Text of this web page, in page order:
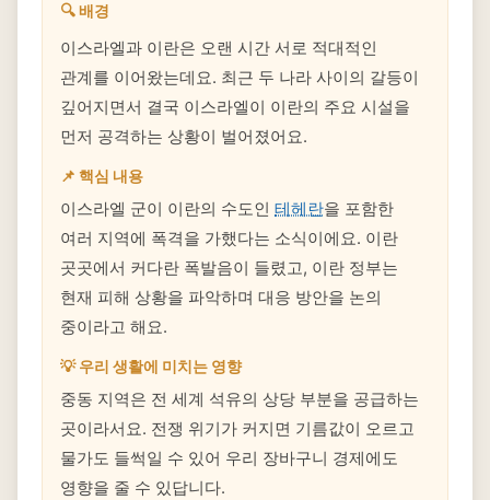
🔍 배경
이스라엘과 이란은 오랜 시간 서로 적대적인
관계를 이어왔는데요. 최근 두 나라 사이의 갈등이
깊어지면서 결국 이스라엘이 이란의 주요 시설을
먼저 공격하는 상황이 벌어졌어요.
📌 핵심 내용
이스라엘 군이 이란의 수도인 테헤란을 포함한
여러 지역에 폭격을 가했다는 소식이에요. 이란
곳곳에서 커다란 폭발음이 들렸고, 이란 정부는
현재 피해 상황을 파악하며 대응 방안을 논의
중이라고 해요.
💡 우리 생활에 미치는 영향
중동 지역은 전 세계 석유의 상당 부분을 공급하는
곳이라서요. 전쟁 위기가 커지면 기름값이 오르고
물가도 들썩일 수 있어 우리 장바구니 경제에도
영향을 줄 수 있답니다.